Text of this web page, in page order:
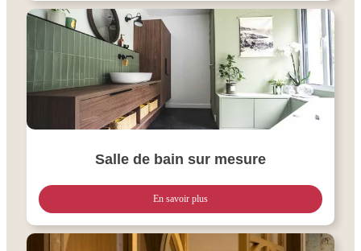
Salle de bain sur mesure
En savoir plus